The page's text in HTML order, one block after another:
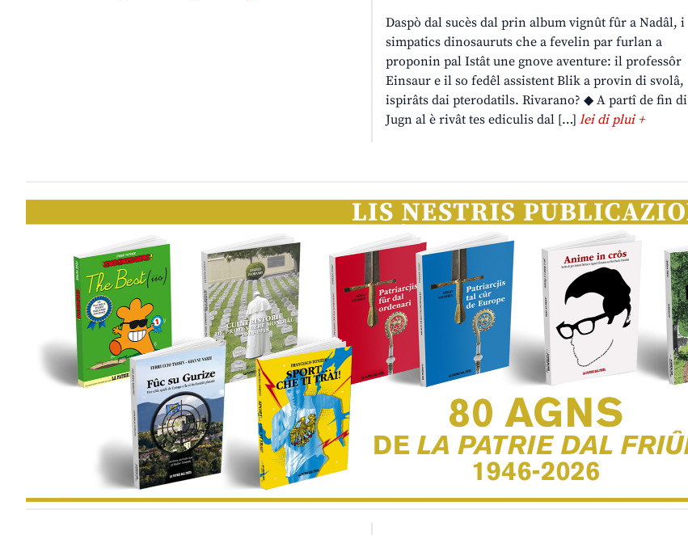
Daspò dal sucès dal prin album vignût fûr a Nadâl, i
simpatics dinosauruts che a fevelin par furlan a
proponin pal Istât une gnove aventure: il professôr
Einsaur e il so fedêl assistent Blik a provin di svolâ,
ispirâts dai pterodatils. Rivarano? ◆ A partî de fin di
Jugn al è rivât tes ediculis dal […] lei di plui +